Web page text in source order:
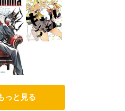
っと見る